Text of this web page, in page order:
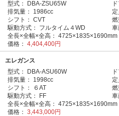
型式：
DBA-ZSU65W
排気量：
1986cc 定
シフト： CVT 燃
駆動方式：
フルタイム４WD 車
全長×全幅×全高： 4725×1835×1690mm
価格： 4,404,400円
エレガンス
型式：
DBA-ASU60W
排気量：
1998cc 定
シフト：
６AT 燃
駆動方式：
FF 車
全長×全幅×全高： 4725×1835×1690mm
価格： 3,443,000円